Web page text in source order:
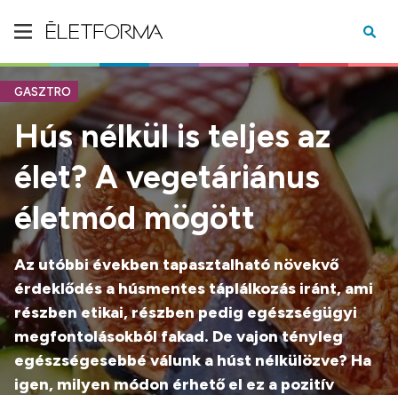
GASZTRO
Hús nélkül is teljes az
élet? A vegetáriánus
életmód mögött
Az utóbbi években tapasztalható növekvő
érdeklődés a húsmentes táplálkozás iránt, ami
részben etikai, részben pedig egészségügyi
megfontolásokból fakad. De vajon tényleg
egészségesebbé válunk a húst nélkülözve? Ha
igen, milyen módon érhető el ez a pozitív